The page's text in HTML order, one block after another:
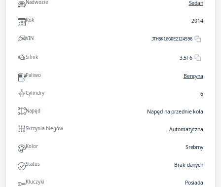
Nadwozie Sedan
Rok 2014
VIN JTHBK1GG0E2124596
Silnik 3.5l 6
Paliwo Benzyna
Cylindry 6
Napęd Napęd na przednie koła
Skrzynia biegów Automatyczna
Kolor Srebrny
Status Brak danych
Kluczyki Posiada